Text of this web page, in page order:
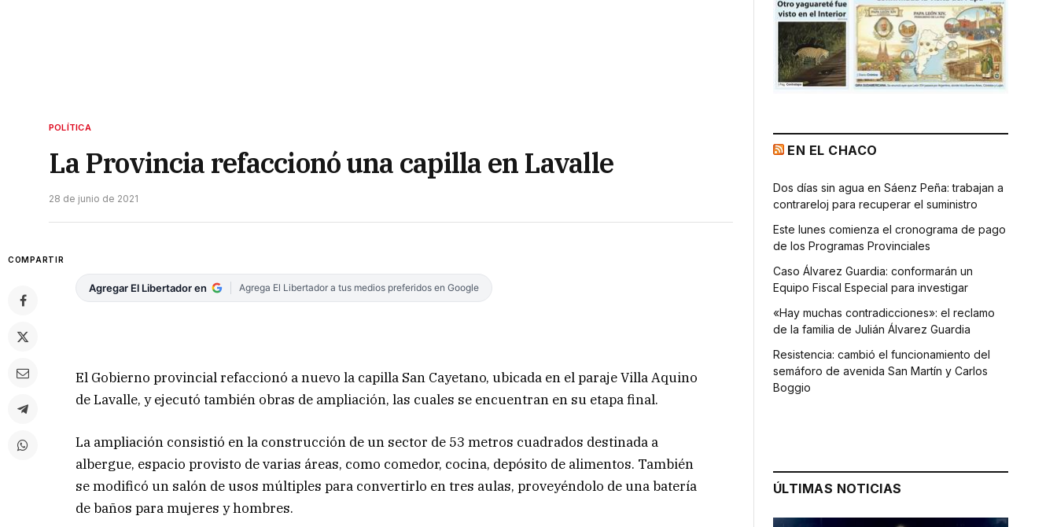
POLÍTICA
La Provincia refaccionó una capilla en Lavalle
28 de junio de 2021
COMPARTIR
Agregar El Libertador en Agrega El Libertador a tus medios preferidos en Google
El Gobierno provincial refaccionó a nuevo la capilla San Cayetano, ubicada en el paraje Villa Aquino
de Lavalle, y ejecutó también obras de ampliación, las cuales se encuentran en su etapa final.
La ampliación consistió en la construcción de un sector de 53 metros cuadrados destinada a
albergue, espacio provisto de varias áreas, como comedor, cocina, depósito de alimentos. También
se modificó un salón de usos múltiples para convertirlo en tres aulas, proveyéndolo de una batería
de baños para mujeres y hombres.
EN EL CHACO
Dos días sin agua en Sáenz Peña: trabajan a
contrareloj para recuperar el suministro
Este lunes comienza el cronograma de pago
de los Programas Provinciales
Caso Álvarez Guardia: conformarán un
Equipo Fiscal Especial para investigar
«Hay muchas contradicciones»: el reclamo
de la familia de Julián Álvarez Guardia
Resistencia: cambió el funcionamiento del
semáforo de avenida San Martín y Carlos
Boggio
ÚLTIMAS NOTICIAS